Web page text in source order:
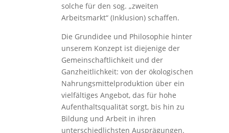
solche für den sog. „zweiten
Arbeitsmarkt“ (Inklusion) schaffen.
Die Grundidee und Philosophie hinter
unserem Konzept ist diejenige der
Gemeinschaftlichkeit und der
Ganzheitlichkeit: von der ökologischen
Nahrungsmittelproduktion über ein
vielfältiges Angebot, das für hohe
Aufenthaltsqualität sorgt, bis hin zu
Bildung und Arbeit in ihren
unterschiedlichsten Ausprägungen.